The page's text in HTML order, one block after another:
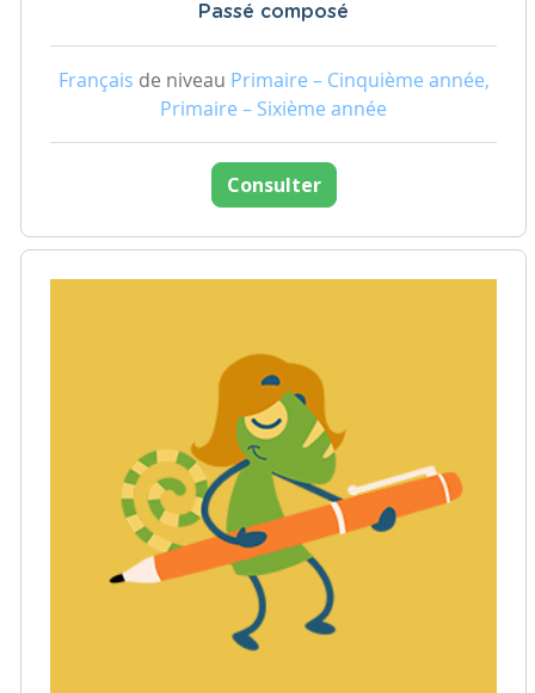
Passé composé
Français de niveau Primaire – Cinquième année,
Primaire – Sixième année
Consulter